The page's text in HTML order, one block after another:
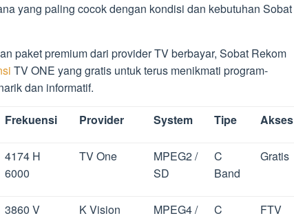
yang paling cocok dengan kondisi dan kebutuhan Sobat
paket premium dari provider TV berbayar, Sobat Rekom
TV ONE yang gratis untuk terus menikmati program-
dan informatif.
Frekuensi Provider System Tipe Akses
4174 H
6000
TV One
MPEG2 /
SD
C
Band
Gratis
3860 V
K Vision
MPEG4 /
C
FTV